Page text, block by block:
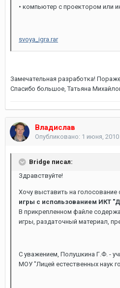
• компьютер с проектором или
svoya_igra.rar
Замечательная разработка!
Спасибо большое, Татьяна
Владислав
Опубликовано: 1 июня, 2010
Bridge писал:
Здравствуйте!
Хочу выставить на голосование
игры с использованием ИКТ
В прикрепленном файле
игры, раздаточный материал,
С уважением, Полушкина Г.Ф. -
МОУ "Лицей естественных наук